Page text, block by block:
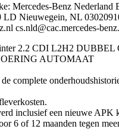
Mercedes-Benz Nederland
LD Nieuwegein, NL
cs.nld@cac.mercedes-
2.2 CDI L2H2
AUTOMAAT
complete
inclusief een nieuwe APK
6 of 12 maanden tegen